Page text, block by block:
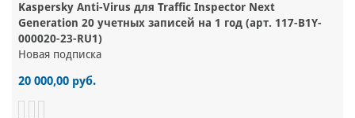
Kaspersky Anti-Virus для Traffic Inspector Next
Generation 20 учетных записей на 1 год (арт. 117-B1Y-
000020-23-RU1)
Новая подписка
20 000,00 руб.